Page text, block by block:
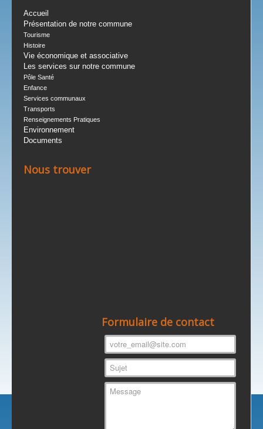
Accueil
Présentation de notre commune
Tourisme
Histoire
Vie économique et associative
Les services sur notre commune
Pôle Santé
Enfance
Services communaux
Transports
Renseignements Pratiques
Environnement
Documents
Nous trouver
Formulaire de contact